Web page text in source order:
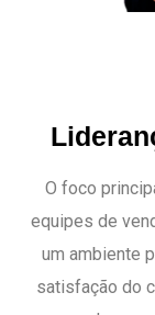
O foco
equipes de
um ambiente
satisfação do